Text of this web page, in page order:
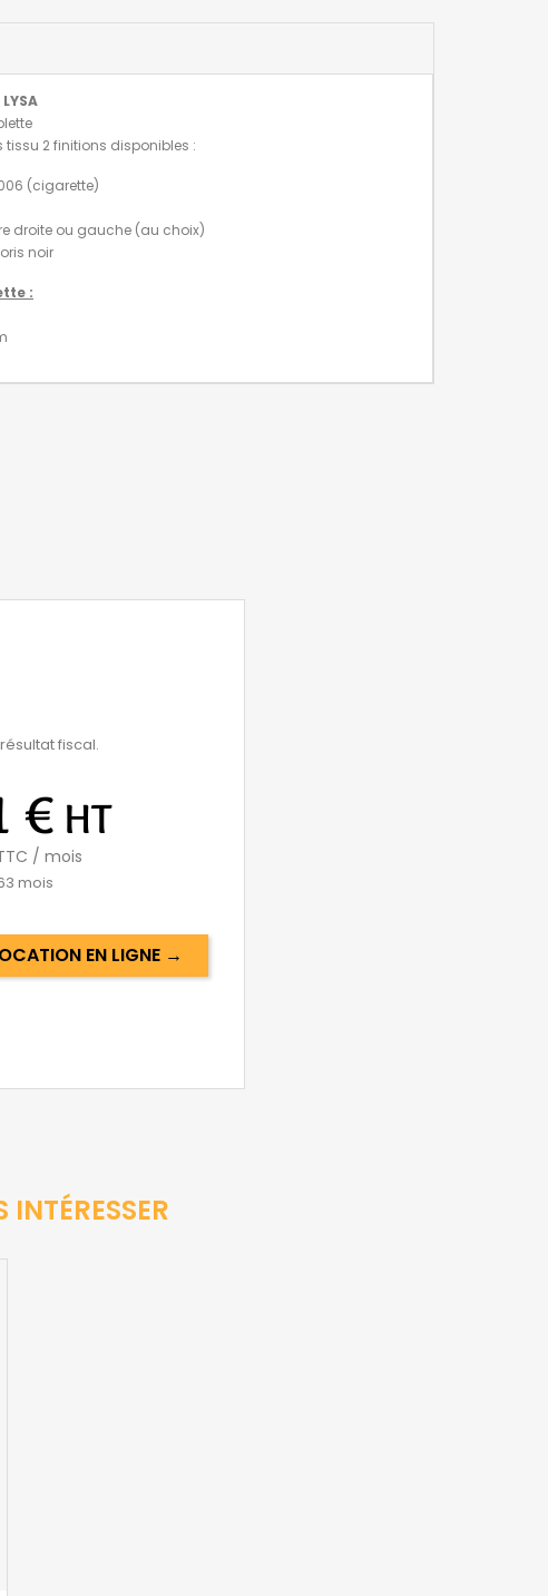
tissu 2 finitions disponibles :
(cigarette)
droite ou gauche (au choix)
noir
:
fiscal.
€ HT
/ mois
mois
EN LIGNE →
INTÉRESSER